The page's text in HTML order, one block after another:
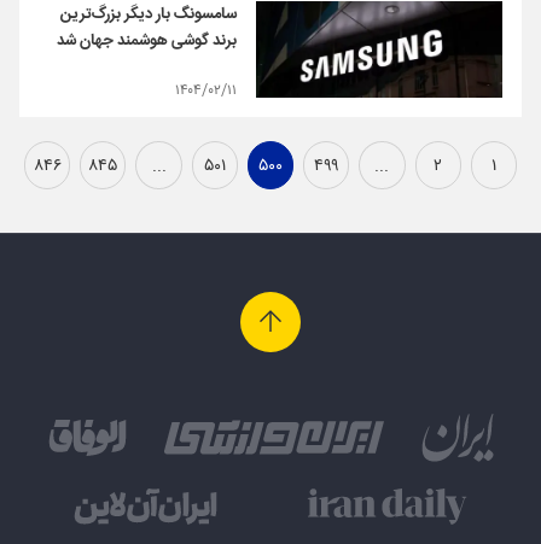
سامسونگ بار دیگر بزرگ‌ترین
برند گوشی هوشمند جهان شد
۱۴۰۴/۰۲/۱۱
۱ ۲ ... ۴۹۹ ۵۰۰ ۵۰۱ ... ۸۴۵ ۸۴۶